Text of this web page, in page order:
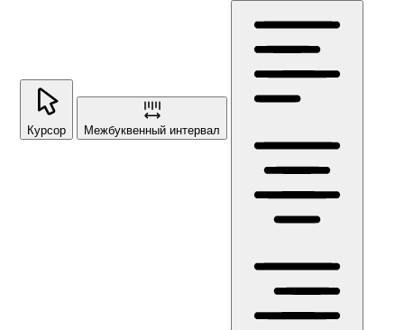
Курсор Межбуквенный интервал